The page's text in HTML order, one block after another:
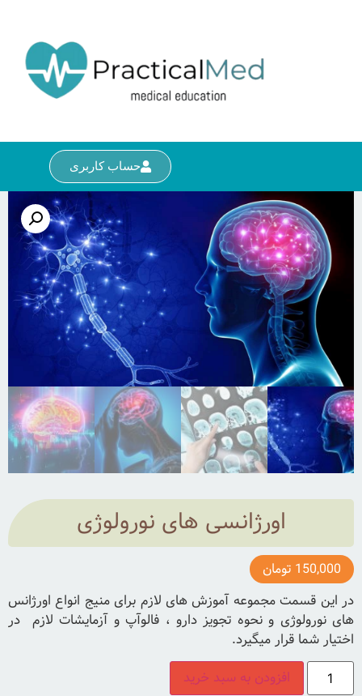
حساب کاربری
اورژانسی های نورولوژی
150,000 تومان
در این قسمت مجموعه آموزش های لازم برای منیج انواع اورژانس
های نورولوژی و نحوه تجویز دارو ، فالوآپ و آزمایشات لازم در
اختیار شما قرار میگیرد.
افزودن به سبد خرید